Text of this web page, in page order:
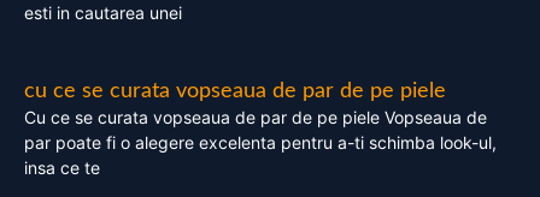
esti in cautarea unei
cu ce se curata vopseaua de par de pe piele
Cu ce se curata vopseaua de par de pe piele Vopseaua de
par poate fi o alegere excelenta pentru a-ti schimba look-ul,
insa ce te